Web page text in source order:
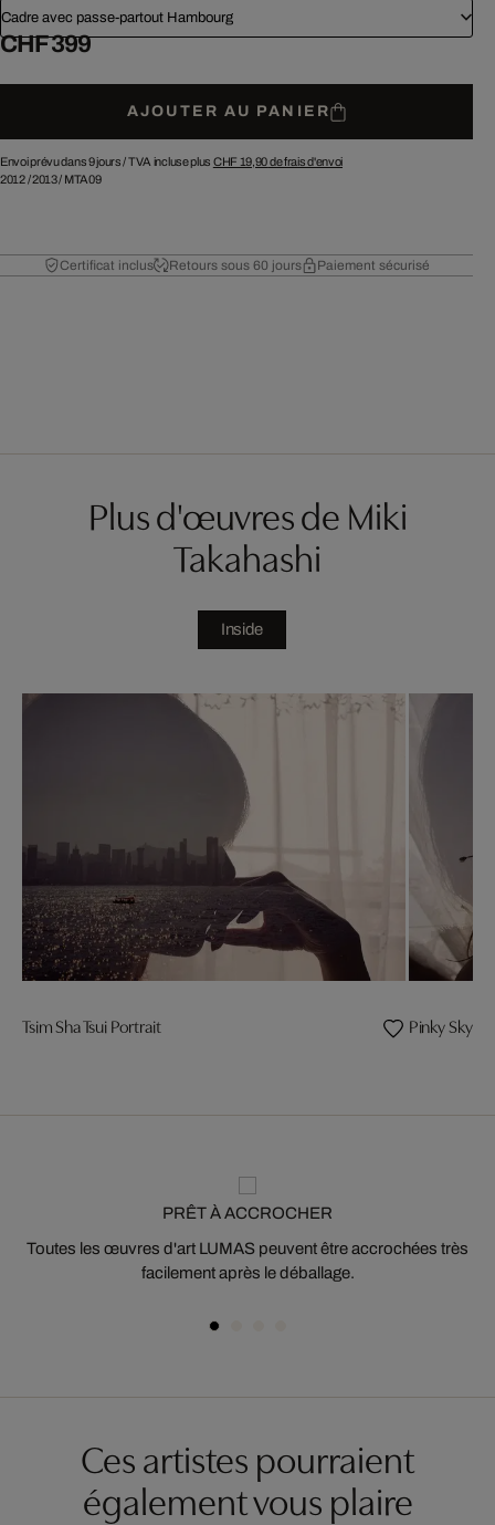
Cadre avec passe-partout Hambourg
CHF 399
AJOUTER AU PANIER
Envoi prévu dans 9 jours /TVA incluse plus CHF 19,90de frais d'envoi
2012/2013/ MTA09
Certificat inclus Retours sous 60 jours Paiement sécurisé
Plus d'œuvres de Miki
Takahashi
Inside
Tsim Sha Tsui Portrait Pinky Sky
PRÊT À ACCROCHER
Toutes les œuvres d'art LUMAS peuvent être accrochées très
facilement après le déballage.
Ces artistes pourraient
également vous plaire